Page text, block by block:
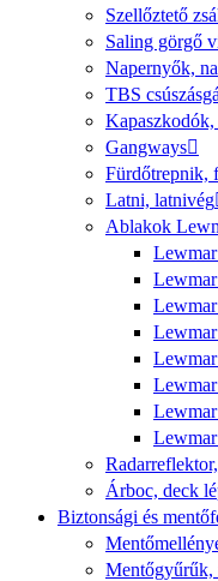
Szellőztető
Saling görgő
Napernyők,
TBS
Gangways
Fürdőtrepnik,
Latni, latnivég
Ablakok
Árboc, deck
Biztonsági és
Mentőgyűrűk,